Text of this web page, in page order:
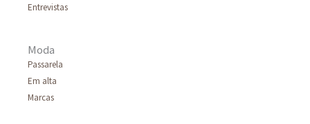
Entrevistas
Moda
Passarela
Em alta
Marcas